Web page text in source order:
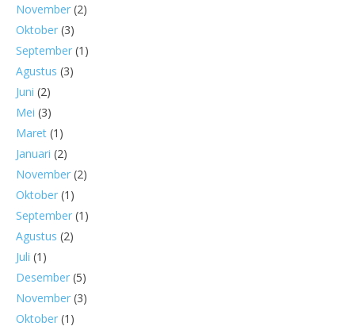
November (2)
Oktober (3)
September (1)
Agustus (3)
Juni (2)
Mei (3)
Maret (1)
Januari (2)
November (2)
Oktober (1)
September (1)
Agustus (2)
Juli (1)
Desember (5)
November (3)
Oktober (1)